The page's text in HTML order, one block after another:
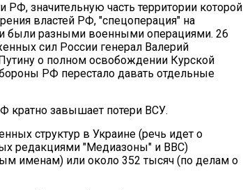
значительную часть территории которой
властей РФ, "спецоперация" на
были разными военными операциями. 26
сил России генерал Валерий
о полном освобождении Курской
РФ перестало давать отдельные
завышает потери ВСУ.
структур в Украине (речь идет о
редакциями "Медиазоны" и BBC)
именам) или около 352 тысяч (по делам о